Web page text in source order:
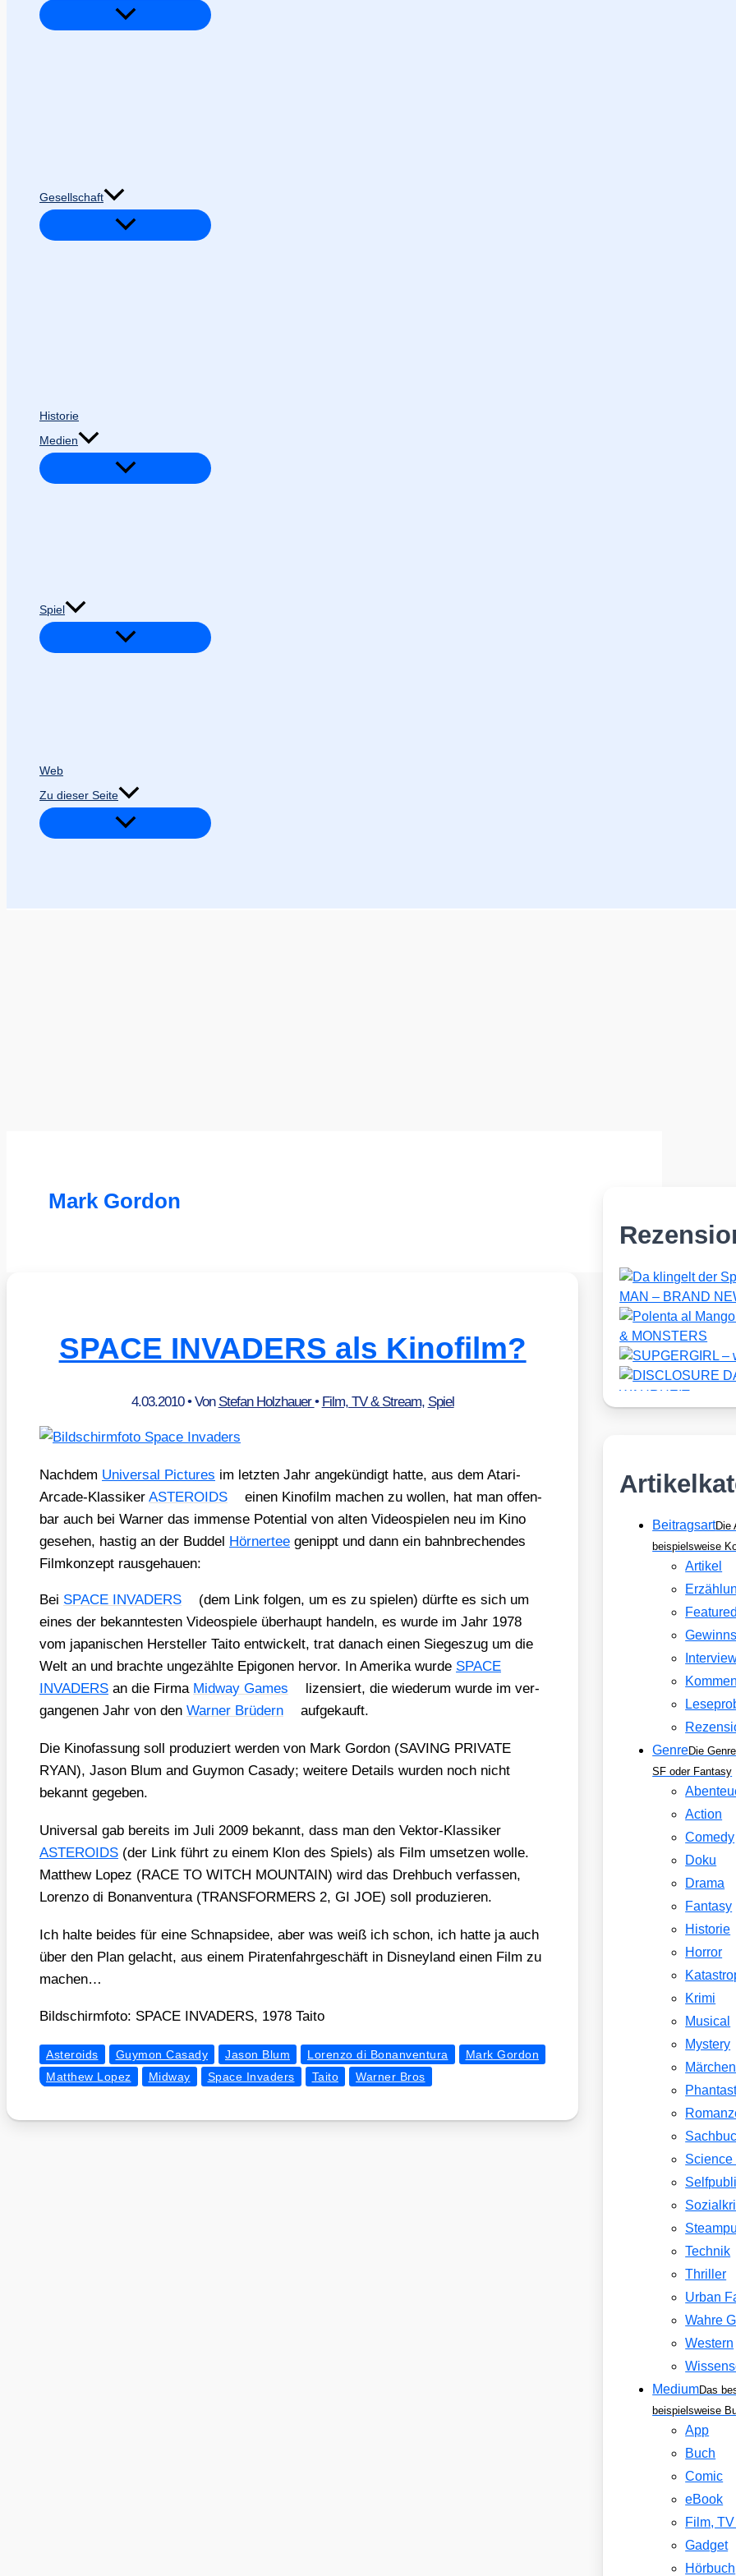
Gesellschaft
Historie
Medien
Spiel
Web
Zu dieser Seite
Mark Gordon
SPACE INVADERS als Kinofilm?
4.03.2010• Von Stefan Holzhauer• Film, TV & Stream, Spiel
Nach­dem Uni­ver­sal Pic­tures im letz­ten Jahr ange­kün­digt hat­te, aus dem Ata­ri-
Arca­de-Klas­si­ker ASTEROIDS
einen Kino­film machen zu wol­len, hat man offen­
bar auch bei War­ner das immense Poten­ti­al von alten Video­spie­len neu im Kino
gese­hen, has­tig an der Bud­del Hörn­er­tee genippt und dann ein bahn­bre­chen­des
Film­kon­zept raus­ge­hau­en:
Bei SPACE INVADERS
(dem Link fol­gen, um es zu spie­len) dürf­te es sich um
eines der bekann­tes­ten Video­spie­le über­haupt han­deln, es wur­de im Jahr 1978
vom japa­ni­schen Her­stel­ler Tai­to ent­wi­ckelt, trat danach einen Sie­ges­zug um die
Welt an und brach­te unge­zähl­te Epi­go­nen her­vor. In Ame­ri­ka wur­de SPACE
INVADERS an die Fir­ma Mid­way Games
lizen­siert, die wie­der­um wur­de im ver­
gan­ge­nen Jahr von den War­ner Brü­dern auf­ge­kauft.
Die Kino­fas­sung soll pro­du­ziert wer­den von Mark Gor­don (SAVING PRIVATE
RYAN), Jason Blum and Guy­mon Casa­dy; wei­te­re Details wur­den noch nicht
bekannt gege­ben.
Uni­ver­sal gab bereits im Juli 2009 bekannt, dass man den Vek­tor-Klas­si­ker
ASTEROIDS (der Link führt zu einem Klon des Spiels) als Film umset­zen wol­le.
Matthew Lopez (RACE TO WITCH MOUNTAIN) wird das Dreh­buch ver­fas­sen,
Loren­zo di Bonan­ven­tura (TRANSFORMERS 2, GI JOE) soll pro­du­zie­ren.
Ich hal­te bei­des für eine Schnaps­idee, aber was weiß ich schon, ich hat­te ja auch
über den Plan gelacht, aus einem Pira­ten­fahr­ge­schäft in Dis­ney­land einen Film zu
machen…
Bild­schirm­fo­to: SPACE INVADERS, 1978 Tai­to
Asteroids Guymon Casady Jason Blum Lorenzo di Bonanventura
Mark Gordon
Matthew Lopez
Midway Space Invaders Taito Warner Bros
BeitragsartDie
beispielsweise
Artikel
GenreDie
SF oder Fantasy
Action
Comedy
Doku
Drama
Fantasy
Historie
Horror
Krimi
Musical
Mystery
Märchen
Science
Technik
Thriller
Urban
Wahre
Western
MediumDas
beispielsweise
App
Buch
Comic
eBook
Film,
Gadget
Hörbuch